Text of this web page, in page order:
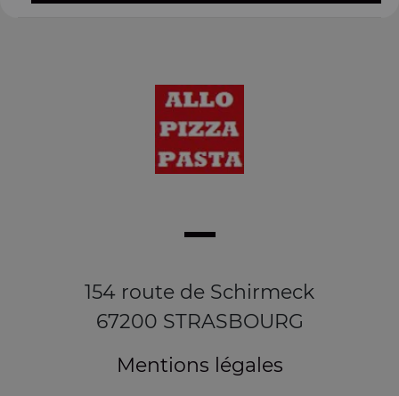
154 route de Schirmeck
67200 STRASBOURG
Mentions légales